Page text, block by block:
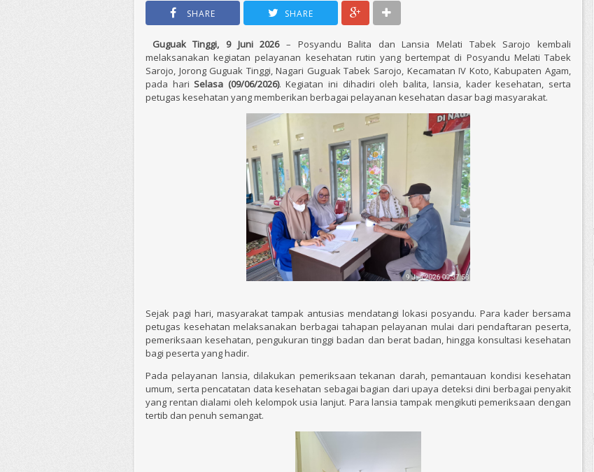
SHARE SHARE
Guguak Tinggi, 9 Juni 2026– Posyandu Balita dan Lansia Melati Tabek Sarojo kembali
melaksanakan kegiatan pelayanan kesehatan rutin yang bertempat di Posyandu Melati Tabek
Sarojo, Jorong Guguak Tinggi, Nagari Guguak Tabek Sarojo, Kecamatan IV Koto, Kabupaten Agam,
pada hariSelasa (09/06/2026). Kegiatan ini dihadiri oleh balita, lansia, kader kesehatan, serta
petugas kesehatan yang memberikan berbagai pelayanan kesehatan dasar bagi masyarakat.
Sejak pagi hari, masyarakat tampak antusias mendatangi lokasi posyandu. Para kader bersama
petugas kesehatan melaksanakan berbagai tahapan pelayanan mulai dari pendaftaran peserta,
pemeriksaan kesehatan, pengukuran tinggi badan dan berat badan, hingga konsultasi kesehatan
bagi peserta yang hadir.
Pada pelayanan lansia, dilakukan pemeriksaan tekanan darah, pemantauan kondisi kesehatan
umum, serta pencatatan data kesehatan sebagai bagian dari upaya deteksi dini berbagai penyakit
yang rentan dialami oleh kelompok usia lanjut. Para lansia tampak mengikuti pemeriksaan dengan
tertib dan penuh semangat.